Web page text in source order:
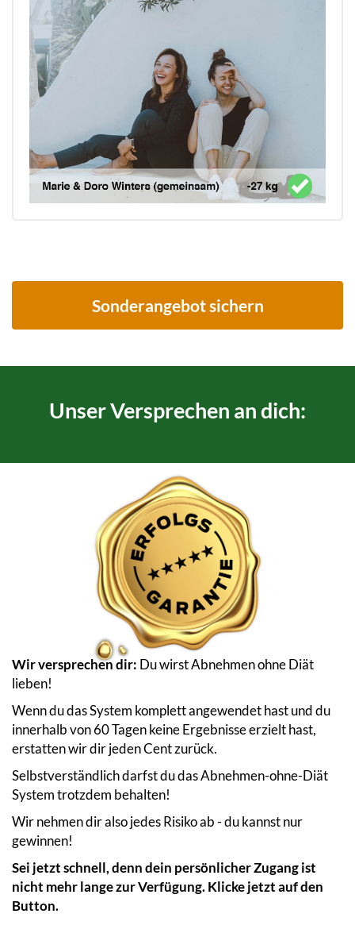
Sonderangebot sichern
Unser Versprechen an dich:
Wir versprechen dir: Du wirst Abnehmen ohne Diät
lieben!
Wenn du das System komplett angewendet hast und du
innerhalb von 60 Tagen keine Ergebnisse erzielt hast,
erstatten wir dir jeden Cent zurück.
Selbstverständlich darfst du das Abnehmen-ohne-Diät
System trotzdem behalten!
Wir nehmen dir also jedes Risiko ab - du kannst nur
gewinnen!
Sei jetzt schnell, denn dein persönlicher Zugang ist
nicht mehr lange zur Verfügung. Klicke jetzt auf den
Button.